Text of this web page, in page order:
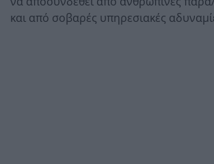
και από σοβαρές υπηρεσιακές